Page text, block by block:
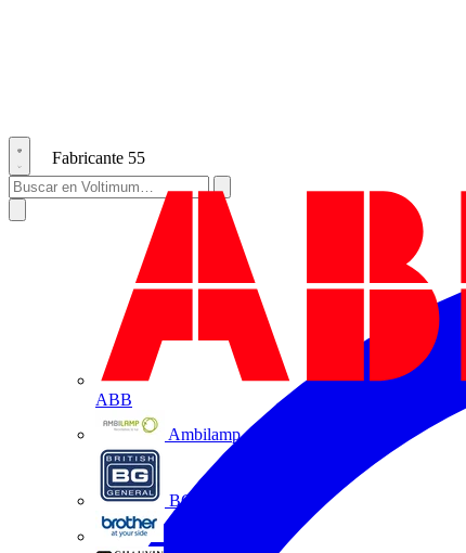
Fabricante 55
ABB
Ambilamp
BG Electrical